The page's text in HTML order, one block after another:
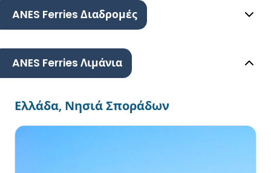
ANES Ferries Διαδρομές
ANES Ferries Λιμάνια
Ελλάδα, Νησιά Σποράδων